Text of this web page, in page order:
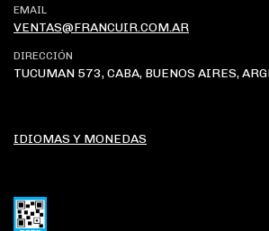
EMAIL
VENTAS@FRANCUIR.COM.AR
DIRECCIÓN
TUCUMAN 573, CABA, BUENOS AIRES,
IDIOMAS Y MONEDAS